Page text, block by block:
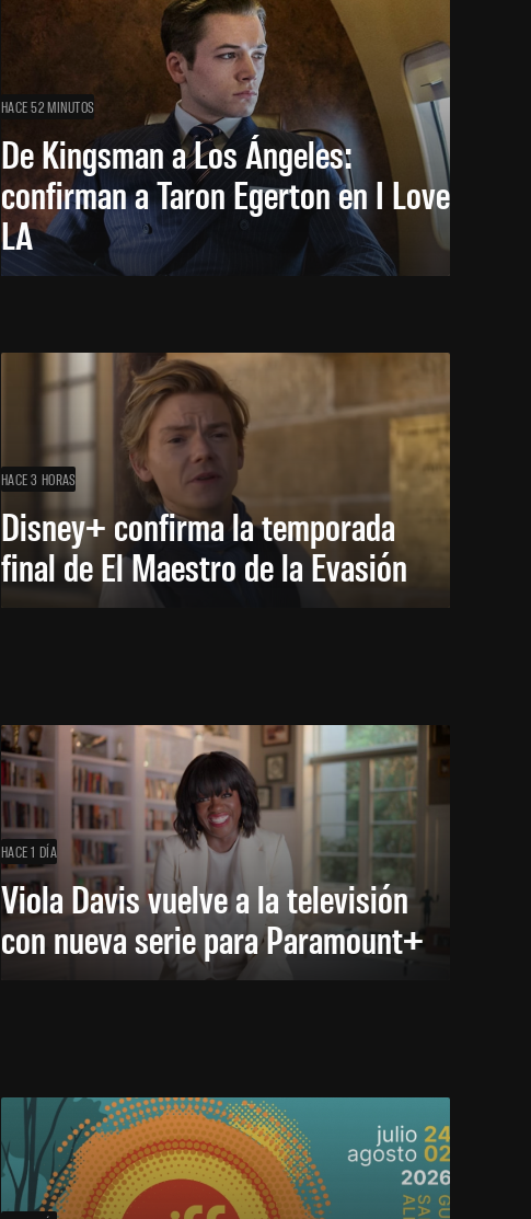
HACE 52 MINUTOS
De Kingsman a Los Ángeles:
confirman a Taron Egerton en I Love
LA
HACE 3 HORAS
Disney+ confirma la temporada
final de El Maestro de la Evasión
HACE 1 DÍA
Viola Davis vuelve a la televisión
con nueva serie para Paramount+